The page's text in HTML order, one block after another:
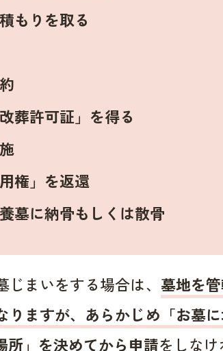
もりを取る
葬許可証」を得る
権」を返還
墓に納骨もしくは散骨
まいをする場合は、 墓地を
ますが、あらかじめ「お墓
所」を決めてから申請をしな